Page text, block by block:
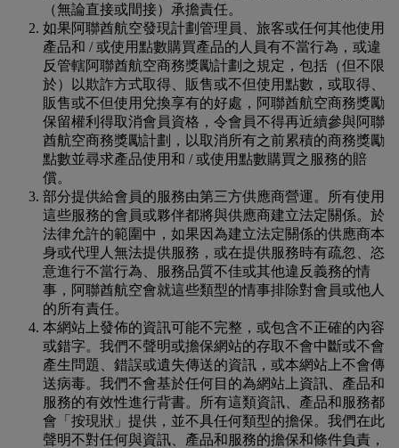
（無論直接或間接）承擔責任。
如果阿聯酋航空發現計劃管理員、旅客或任何其他使用
產品和 / 或使用點數購買產品的人員有不當行為，或違
反管轄阿聯酋航空商務獎勵計劃之規定，包括（但不限
於）以欺詐方式取得、販售或不但使用點數，或取得、
販售或不但使用兌換享有的好處，阿聯酋航空商務獎勵
保留權利得取消會員資格，令會員不得再近續參與阿聯
酋航空商務獎勵計劃，以取消所有之前累積的商務獎勵
點數並尋求產品使用和 / 或使用點數購買之服務的賠
償。
部分提供給會員的服務由第三方供應商營運。所有使用
這些服務的會員或夥伴都將與供應商建立法定關係。於
法律允許的範圍中，如果因為建立法定關係的供應商本
身或代理人無法提供服務，或在提供服務時有疏忽、恣
意進行不當行為、服務品質不佳或其他違反義務的情
事，阿聯酋航空會就這些類型的情事排除對會員或他人
的所有責任。
本網站上發佈的資訊可能不完整，或包含不正確的內容
或錯字。我們不聲明或擔保網站的存取不會中斷或不會
產生問題、錯誤或遺失傳送的資訊，或本網站上不會傳
送病毒。我們不會基於任何目的為網站上資訊、產品和
服務的有效性進行背書。所有這類資訊、產品和服務都
會「按現狀」提供，並不具任何類型的擔保。我們在此
聲明不對任何與資訊、產品和服務的擔保和條件負責，